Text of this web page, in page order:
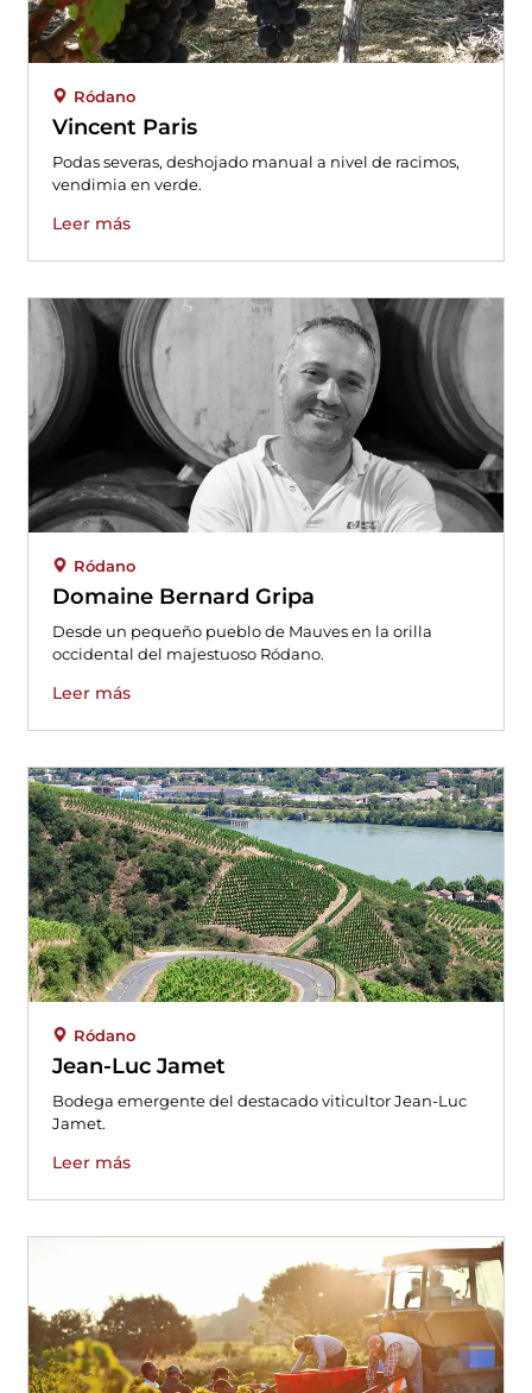
Ródano
Vincent Paris
Podas severas, deshojado manual a nivel de racimos,
vendimia en verde.
Leer más
Ródano
Domaine Bernard Gripa
Desde un pequeño pueblo de Mauves en la orilla
occidental del majestuoso Ródano.
Leer más
Ródano
Jean-Luc Jamet
Bodega emergente del destacado viticultor Jean-Luc
Jamet.
Leer más